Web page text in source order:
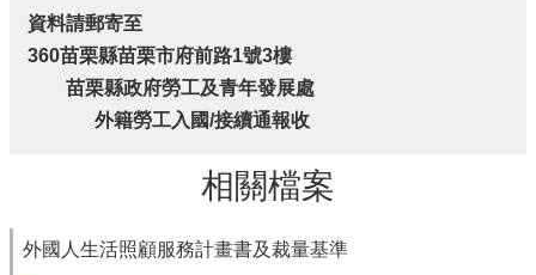
別
等
育
專
資料請郵寄至
360苗栗縣苗栗市府前路1號3樓
苗栗縣政府勞工及青年發展處
外籍勞工入國/接續通報收
相關檔案
外國人生活照顧服務計畫書及裁量基準